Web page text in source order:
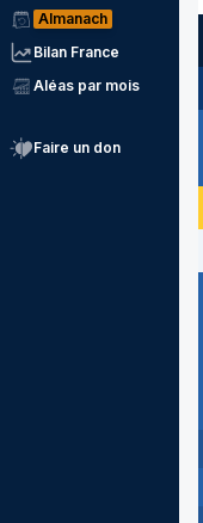
Almanach
Bilan France
Aléas par mois
Faire un don